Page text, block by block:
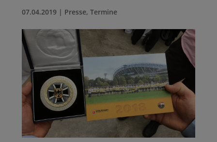
07.04.2019| Presse, Termine